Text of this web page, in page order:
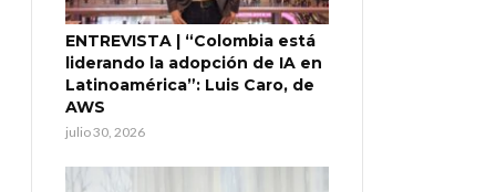
ENTREVISTA | “Colombia está
liderando la adopción de IA en
Latinoamérica”: Luis Caro, de
AWS
julio 30, 2026